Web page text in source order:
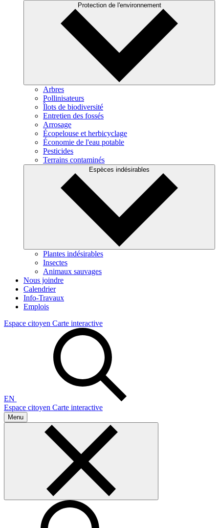
Protection de l'environnement
Arbres
Pollinisateurs
Îlots de biodiversité
Entretien des fossés
Arrosage
Écopelouse et herbicyclage
Économie de l'eau potable
Pesticides
Terrains contaminés
Espèces indésirables
Plantes indésirables
Insectes
Animaux sauvages
Nous joindre
Calendrier
Info-Travaux
Emplois
Espace citoyen Carte interactive
EN
Espace citoyen Carte interactive
Menu